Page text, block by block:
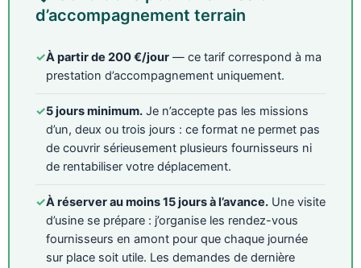
d’accompagnement terrain
✓À partir de 200 €/jour — ce tarif correspond à ma
prestation d’accompagnement uniquement.
✓5 jours minimum. Je n’accepte pas les missions
d’un, deux ou trois jours : ce format ne permet pas
de couvrir sérieusement plusieurs fournisseurs ni
de rentabiliser votre déplacement.
✓À réserver au moins 15 jours à l’avance. Une visite
d’usine se prépare : j’organise les rendez-vous
fournisseurs en amont pour que chaque journée
sur place soit utile. Les demandes de dernière